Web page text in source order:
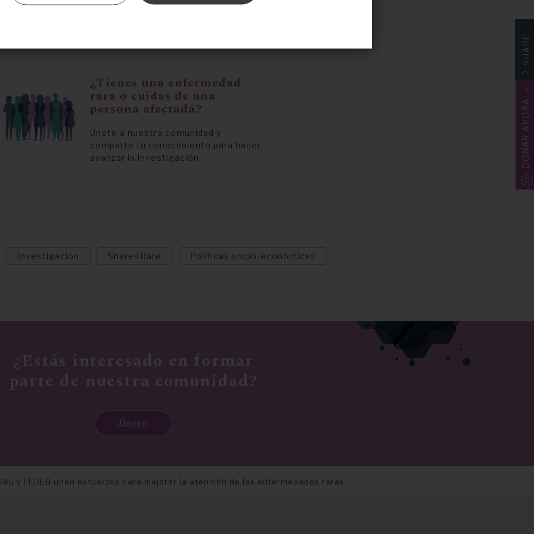
la noticia:Sant Joan de Déu y FEDER firman un convenio de colaboración que
¿Tienes una enfermedad
rara o cuidas de una
persona afectada?
Únete a nuestra comunidad y
comparte tu conocimiento para hacer
avanzar la investigación
Investigación Share4Rare Políticas socio-económicas
¿Estás interesado en formar
parte de nuestra comunidad?
¡Únete!
y FEDER unen esfuerzos para mejorar la atención de las enfermedades raras
SHARE
DONAR AHORA